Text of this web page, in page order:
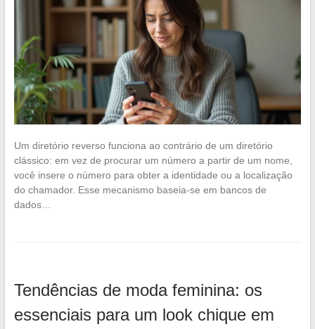
Um diretório reverso funciona ao contrário de um diretório
clássico: em vez de procurar um número a partir de um nome,
você insere o número para obter a identidade ou a localização
do chamador. Esse mecanismo baseia-se em bancos de
dados…
Tendências de moda feminina: os
essenciais para um look chique em